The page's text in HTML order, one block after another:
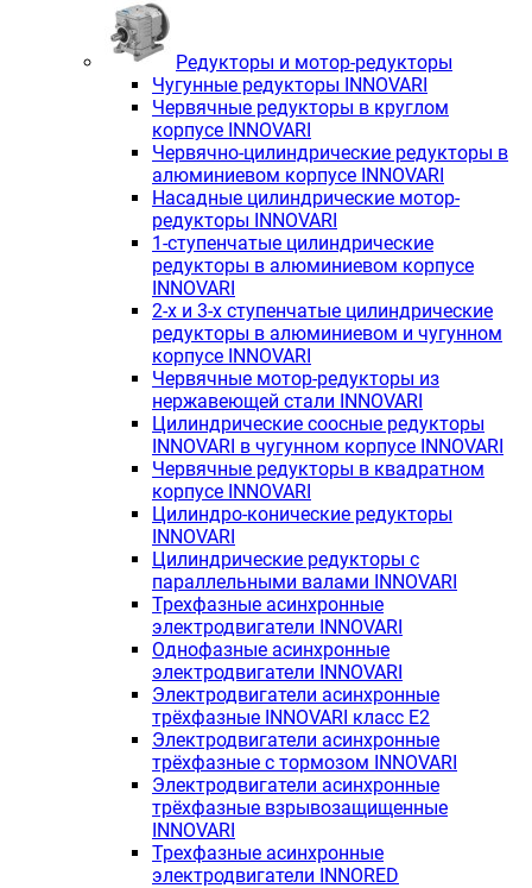
Редукторы и мотор-редукторы
Чугунные редукторы INNOVARI
Червячные редукторы в круглом
корпусе INNOVARI
Червячно-цилиндрические редукторы в
алюминиевом корпусе INNOVARI
Насадные цилиндрические мотор-
редукторы INNOVARI
1-ступенчатые цилиндрические
редукторы в алюминиевом корпусе
INNOVARI
2-х и 3-х ступенчатые цилиндрические
редукторы в алюминиевом и чугунном
корпусе INNOVARI
Червячные мотор-редукторы из
нержавеющей стали INNOVARI
Цилиндрические соосные редукторы
INNOVARI в чугунном корпусе INNOVARI
Червячные редукторы в квадратном
корпусе INNOVARI
Цилиндро-конические редукторы
INNOVARI
Цилиндрические редукторы с
параллельными валами INNOVARI
Трехфазные асинхронные
электродвигатели INNOVARI
Однофазные асинхронные
электродвигатели INNOVARI
Электродвигатели асинхронные
трёхфазные INNOVARI класс E2
Электродвигатели асинхронные
трёхфазные с тормозом INNOVARI
Электродвигатели асинхронные
трёхфазные взрывозащищенные
INNOVARI
Трехфазные асинхронные
электродвигатели INNORED